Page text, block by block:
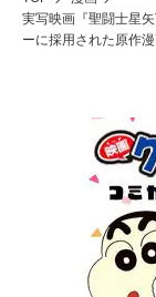
実写映画『聖闘士星
ーに採用された原作